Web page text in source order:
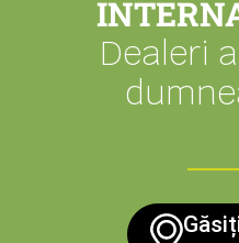
Dealeri